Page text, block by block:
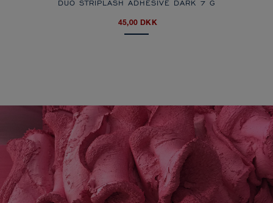
DUO STRIPLASH ADHESIVE DARK 7 G
45,00 DKK